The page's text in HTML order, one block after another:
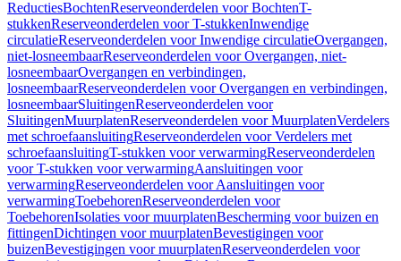
ReductiesBochtenReserveonderdelen voor BochtenT-
stukkenReserveonderdelen voor T-stukkenInwendige
circulatieReserveonderdelen voor Inwendige circulatieOvergangen,
niet-losneembaarReserveonderdelen voor Overgangen, niet-
losneembaarOvergangen en verbindingen,
losneembaarReserveonderdelen voor Overgangen en verbindingen,
losneembaarSluitingenReserveonderdelen voor
SluitingenMuurplatenReserveonderdelen voor MuurplatenVerdelers
met schroefaansluitingReserveonderdelen voor Verdelers met
schroefaansluitingT-stukken voor verwarmingReserveonderdelen
voor T-stukken voor verwarmingAansluitingen voor
verwarmingReserveonderdelen voor Aansluitingen voor
verwarmingToebehorenReserveonderdelen voor
ToebehorenIsolaties voor muurplatenBescherming voor buizen en
fittingenDichtingen voor muurplatenBevestigingen voor
buizenBevestigingen voor muurplatenReserveonderdelen voor